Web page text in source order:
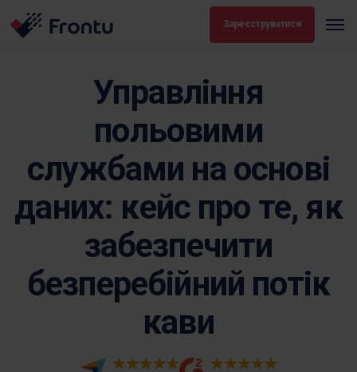
Зареєструватися
Управління
польовими
службами на основі
даних: кейс про те, як
забезпечити
безперебійний потік
кави